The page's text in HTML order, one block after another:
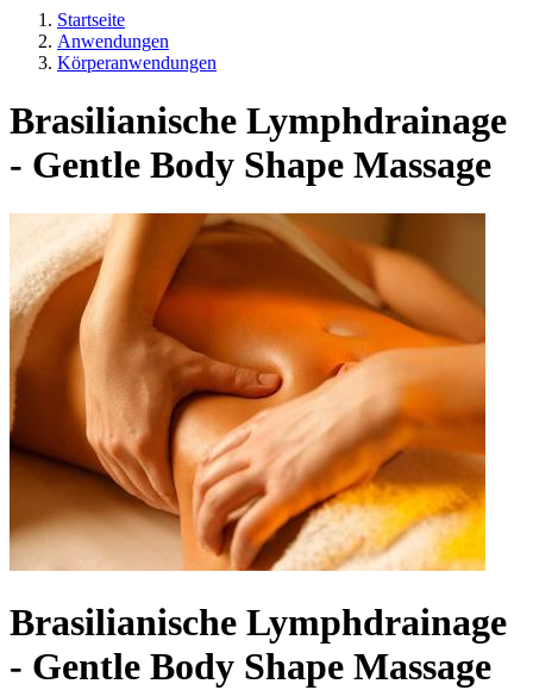
Startseite
Anwendungen
Körperanwendungen
Brasilianische Lymphdrainage
- Gentle Body Shape Massage
Brasilianische Lymphdrainage
- Gentle Body Shape Massage